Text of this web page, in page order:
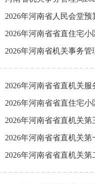
2026年河南省人民会堂预
2026年河南省省直住宅
2026年河南省机关事务
2026年河南省省直机关
2026年河南省省直住宅
2026年河南省省直机关
2026年河南省省直机关
2026年河南省省直机关